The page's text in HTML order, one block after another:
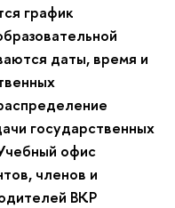
график
даты, время и
государственных
офис
членов и
ВКР